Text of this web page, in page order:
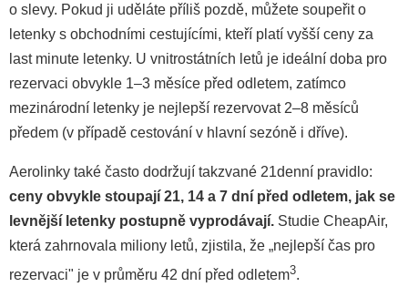
o slevy. Pokud ji uděláte příliš pozdě, můžete soupeřit o
letenky s obchodními cestujícími, kteří platí vyšší ceny za
last minute letenky. U vnitrostátních letů je ideální doba pro
rezervaci obvykle 1–3 měsíce před odletem, zatímco
mezinárodní letenky je nejlepší rezervovat 2–8 měsíců
předem (v případě cestování v hlavní sezóně i dříve).
Aerolinky také často dodržují takzvané 21denní pravidlo:
ceny obvykle stoupají 21, 14 a 7 dní před odletem, jak se
levnější letenky postupně vyprodávají. Studie CheapAir,
která zahrnovala miliony letů, zjistila, že „nejlepší čas pro
rezervaci" je v průměru 42 dní před odletem3.